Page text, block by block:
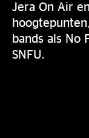
Jera On Air
bands als No
SNFU.